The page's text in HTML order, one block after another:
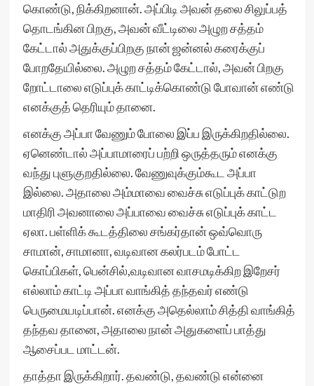
கொண்டு, நிக்கிறனான். அப்பிடி அவன் தலை சிலுப்பத்
தொடங்கின பிறகு, அவன் வீட்டிலை அழுற சத்தம்
கேட்டால் அதுக்குப்பிறகு நான் ஜன்னல் கரைக்குப்
போறதேயில்லை. அழுற சத்தம் கேட்டால், அவன் பிறகு
றோட்டாலை எடுப்புக் காட்டிக்கொண்டு போவான் எண்டு
எனக்குத் தெரியும் தானை.
எனக்கு அப்பா வேணும் போலை இப்ப இருக்கிறதில்லை.
ஏனெண்டால் அப்பாமாரைப் பற்றி ஒருத்தரும் எனக்கு
வந்து புளுகுறதில்லை. வேணுவுக்கும்கூட அப்பா
இல்லை. அதாலை அம்மாவை வைச்சு எடுப்புக் காட்டுற
மாதிரி அவனாலை அப்பாவை வைச்சு எடுப்புக் காட்ட
ஏலா. பள்ளிக் கூடத்திலை சங்கர்தான் ஒவ்வொரு
சாமான், சாமானா, வடிவான கலர்படம் போட்ட
கொப்பிகள், பென்சில்,வடிவான வாசமடிக்கிற இறேசர்
எல்லாம் காட்டி அப்பா வாங்கித் தந்தவர் எண்டு
பெருமையடிப்பான். எனக்கு அதெல்லாம் சித்தி வாங்கித்
தந்தவ தானை, அதாலை நான் அதுகளைப் பாத்து
ஆசைப்பட மாட்டன்.
தாத்தா இருக்கிறார். தவண்டு, தவண்டு என்னை